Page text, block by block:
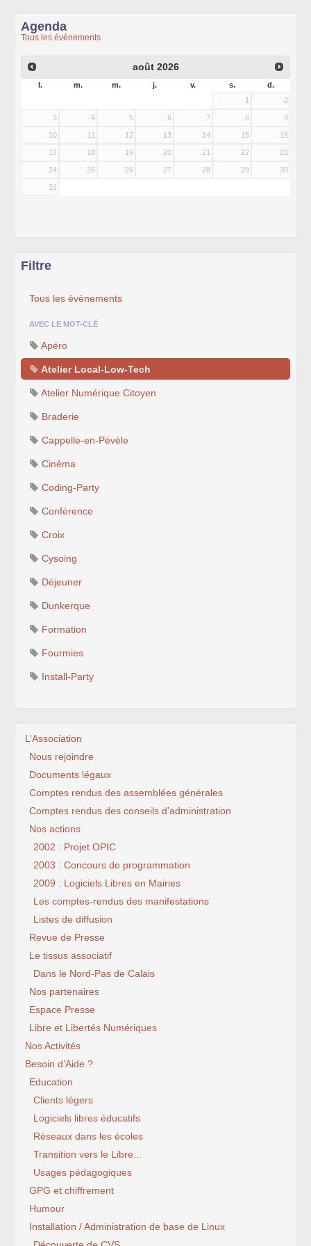
Agenda
Tous les événements
août 2026
l. m. m. j. v. s.
d.
1
2
3 4 5 6 7 8 9
10 11 12 13 14 15 16
17 18 19 20 21 22 23
24 25 26 27 28 29 30
31
Filtre
Tous les évènements
AVEC LE MOT-CLÉ
Apéro
Atelier Local-Low-Tech
Atelier Numérique Citoyen
Braderie
Cappelle-en-Pévèle
Cinéma
Coding-Party
Conférence
Croix
Cysoing
Déjeuner
Dunkerque
Formation
Fourmies
Install-Party
L’Association
Nous rejoindre
Documents légaux
Comptes rendus des assemblées générales
Comptes rendus des conseils d’administration
Nos actions
2002 : Projet OPIC
2003 : Concours de programmation
2009 : Logiciels Libres en Mairies
Les comptes-rendus des manifestations
Listes de diffusion
Revue de Presse
Le tissus associatif
Dans le Nord-Pas de Calais
Nos partenaires
Espace Presse
Libre et Libertés Numériques
Nos Activités
Besoin d’Aide ?
Education
Clients légers
Logiciels libres éducatifs
Réseaux dans les écoles
Transition vers le Libre...
Usages pédagogiques
GPG et chiffrement
Humour
Installation / Administration de base de Linux